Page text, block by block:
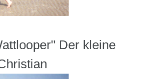
Der kleine